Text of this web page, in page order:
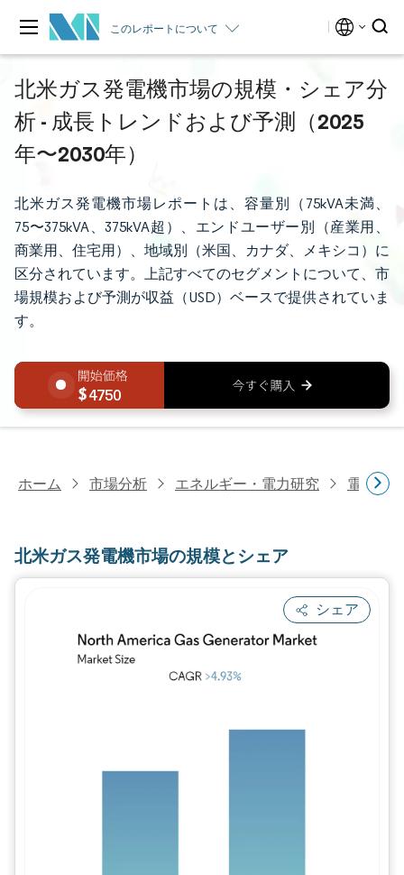
このレポートについて
北米ガス発電機市場の規模・シェア分
析 - 成長トレンドおよび予測（2025
年〜2030年）
北米ガス発電機市場レポートは、容量別（75kVA未満、
75〜375kVA、375kVA超）、エンドユーザー別（産業用、
商業用、住宅用）、地域別（米国、カナダ、メキシコ）に
区分されています。上記すべてのセグメントについて、市
場規模および予測が収益（USD）ベースで提供されていま
す。
4750
ホーム 市場分析 エネルギー・電力研究 電力設
北米ガス発電機市場の規模とシェア
シェア